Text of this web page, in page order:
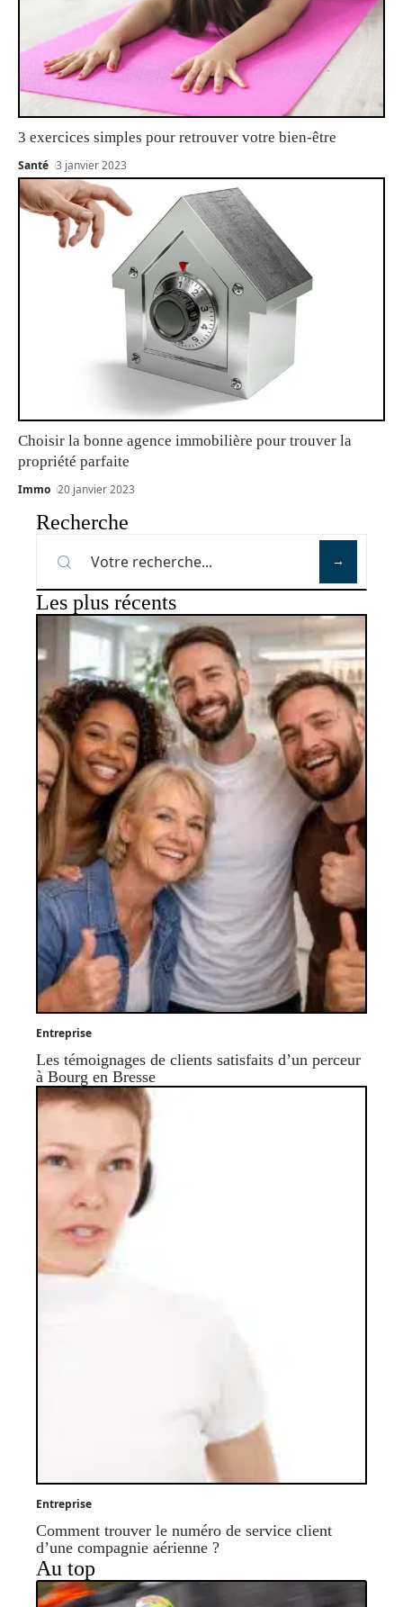
3 exercices simples pour retrouver votre bien-être
Santé 3 janvier 2023
Choisir la bonne agence immobilière pour trouver la
propriété parfaite
Immo 20 janvier 2023
Recherche
Les plus récents
Entreprise
Les témoignages de clients satisfaits d’un perceur
à Bourg en Bresse
Entreprise
Comment trouver le numéro de service client
d’une compagnie aérienne ?
Au top